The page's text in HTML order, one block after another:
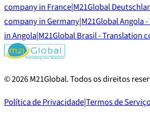
company in France|M21Global
company in Germany|M21Global Angola
in Angola|M21Global Brasil - Translation
©2026M21Global.Todos os direitos
Política de Privacidade|Termos de